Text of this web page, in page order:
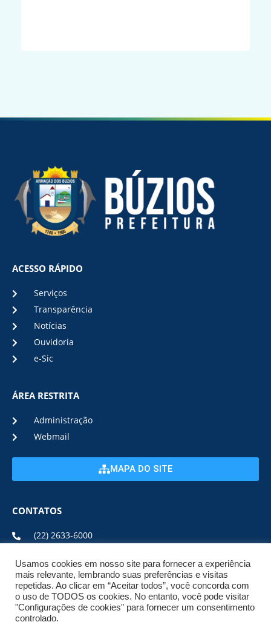
ACESSO RÁPIDO
Serviços
Transparência
Notícias
Ouvidoria
e-Sic
ÁREA RESTRITA
Administração
Webmail
MAPA DO SITE
CONTATOS
(22) 2633-6000
ENDEREÇO E HORÁRIO
ESTRADA DA USINA, Nº 600 CENTRO, CEP: 28950-000
DE SEGUNDA A SEXTA DE 08:00 ÀS 17:00
Usamos cookies em nosso site para fornecer a experiência
mais relevante, lembrando suas preferências e visitas
repetidas. Ao clicar em “Aceitar todos”, você concorda com
o uso de TODOS os cookies. No entanto, você pode visitar
"Configurações de cookies" para fornecer um consentimento
controlado.